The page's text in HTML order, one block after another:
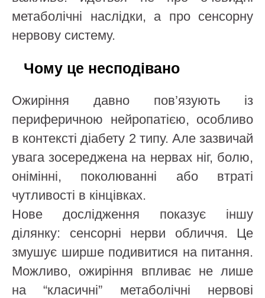
метаболічні наслідки, а про сенсорну
нервову систему.
Чому це несподівано
Ожиріння давно пов’язують із
периферичною нейропатією, особливо
в контексті діабету 2 типу. Але зазвичай
увага зосереджена на нервах ніг, болю,
онімінні, поколюванні або втраті
чутливості в кінцівках.
Нове дослідження показує іншу
ділянку: сенсорні нерви обличчя. Це
змушує ширше подивитися на питання.
Можливо, ожиріння впливає не лише
на “класичні” метаболічні нервові